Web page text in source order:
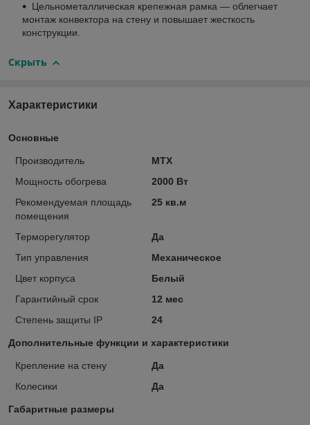
Цельнометаллическая крепежная рамка — облегчает
монтаж конвектора на стену и повышает жесткость
конструкции.
Скрыть
Характеристики
Основные
Производитель
MTX
Мощность обогрева
2000 Вт
Рекомендуемая площадь
помещения
25 кв.м
Терморегулятор
Да
Тип управления
Механическое
Цвет корпуса
Белый
Гарантийный срок
12 мес
Степень защиты IP
24
Дополнительные функции и характеристики
Крепление на стену
Да
Колесики
Да
Габаритные размеры